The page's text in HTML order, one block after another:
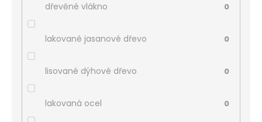
dřevěné vlákno 0
lakované jasanové dřevo 0
lisované dýhové dřevo 0
lakovaná ocel 0